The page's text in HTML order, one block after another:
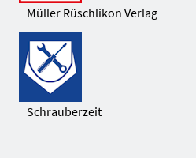
Müller Rüschlikon Verlag
Schrauberzeit